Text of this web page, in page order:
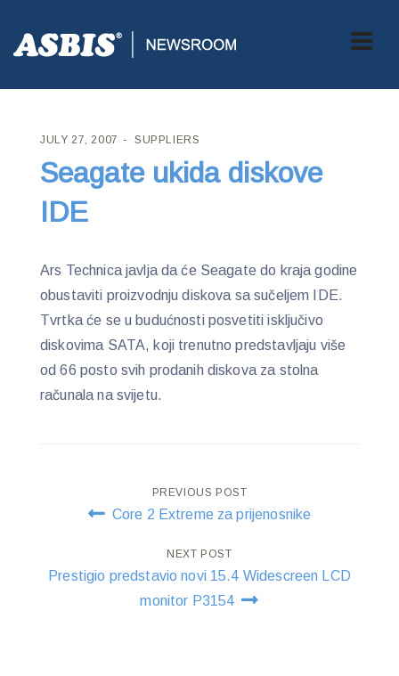
ASBIS CROATIA> SUPPLIERS> SEAGATE UKIDA DISKOVE IDE
JULY 27, 2007 SUPPLIERS
Seagate ukida diskove
IDE
Ars Technica javlja da će Seagate do kraja godine
obustaviti proizvodnju diskova sa sučeljem IDE.
Tvrtka će se u budućnosti posvetiti isključivo
diskovima SATA, koji trenutno predstavljaju više
od 66 posto svih prodanih diskova za stolna
računala na svijetu.
Post
navigation
PREVIOUS POST
Core 2 Extreme za prijenosnike
NEXT POST
Prestigio predstavio novi 15.4 Widescreen LCD
monitor P3154